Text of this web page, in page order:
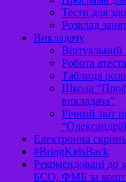
Тести для
Розклад
Викладачу
Віртуальний
Робота
Таблиця
Школа
викладача”
Річний звіт
Електронна
#BringKidsBack
Рекомендовані до
БСО, ФМБ за